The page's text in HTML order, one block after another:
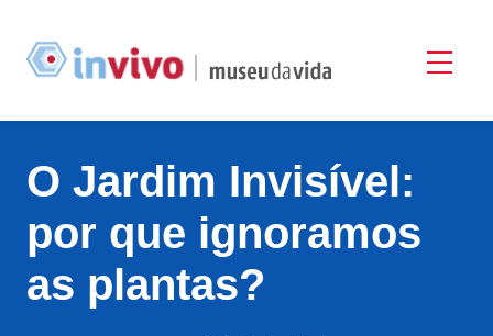
O Jardim Invisível:
por que ignoramos
as plantas?